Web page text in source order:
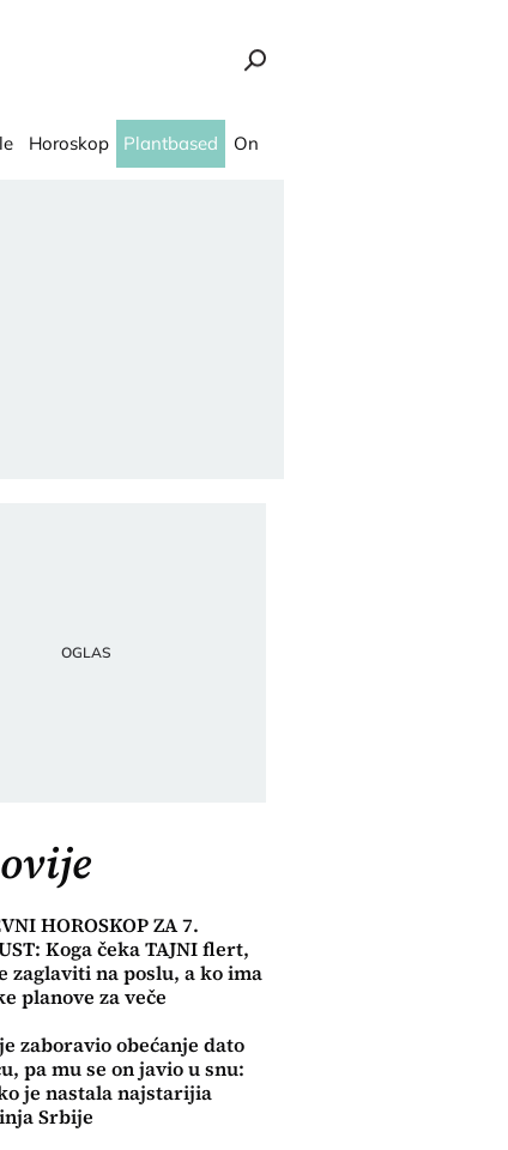
Horoskop Plantbased On
HOROSKOP ZA 7.
Koga čeka TAJNI flert,
zaglaviti na poslu, a ko ima
planove za veče
zaboravio obećanje dato
pa mu se on javio u snu:
je nastala najstarijia
Srbije